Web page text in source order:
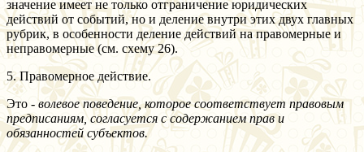
значение имеет не только отграничение юридических
действий от событий, но и деление внутри этих двух главных
рубрик, в особенности деление действий на правомерные и
неправомерные (см. схему 26).
5. Правомерное действие.
Это - волевое поведение, которое соответствует правовым
предписаниям, согласуется с содержанием прав и
обязанностей субъектов.